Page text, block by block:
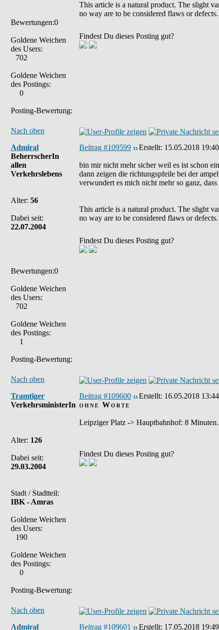
Bewertungen:0
Goldene Weichen
des Users:
702
Goldene Weichen
des Postings:
0
Posting-Bewertung:
This article is a natural product. The slight
no way are to be considered flaws or defects.
Findest Du dieses Posting gut?
Nach oben
Admiral
BeherrscherIn
allen
Verkehrslebens
Alter: 56
Dabei seit:
22.07.2004
Bewertungen:0
Goldene Weichen
des Users:
702
Goldene Weichen
des Postings:
1
Posting-Bewertung:
Beitrag #109599 Erstellt: 15.05.2018 19:40
bin mir nicht mehr sicher weil es ist schon
dann zeigen die richtungspfeile bei der
verwundert es mich nicht mehr so ganz,
This article is a natural product. The slight
no way are to be considered flaws or defects.
Findest Du dieses Posting gut?
Nach oben
Tramtiger
VerkehrsministerIn
Alter: 126
Dabei seit:
29.03.2004
Stadt / Stadtteil:
IBK - Amras
Goldene Weichen
des Users:
190
Goldene Weichen
des Postings:
0
Posting-Bewertung:
Beitrag #109600 Erstellt: 16.05.2018 13:44
ohne Worte
Leipziger Platz -> Hauptbahnhof: 8
Findest Du dieses Posting gut?
Nach oben
Admiral
Beitrag #109601 Erstellt: 17.05.2018 19:49